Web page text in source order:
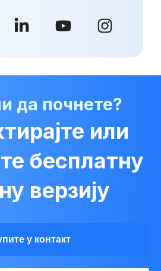
да почнете?
или
бесплатну
верзију
у контакт